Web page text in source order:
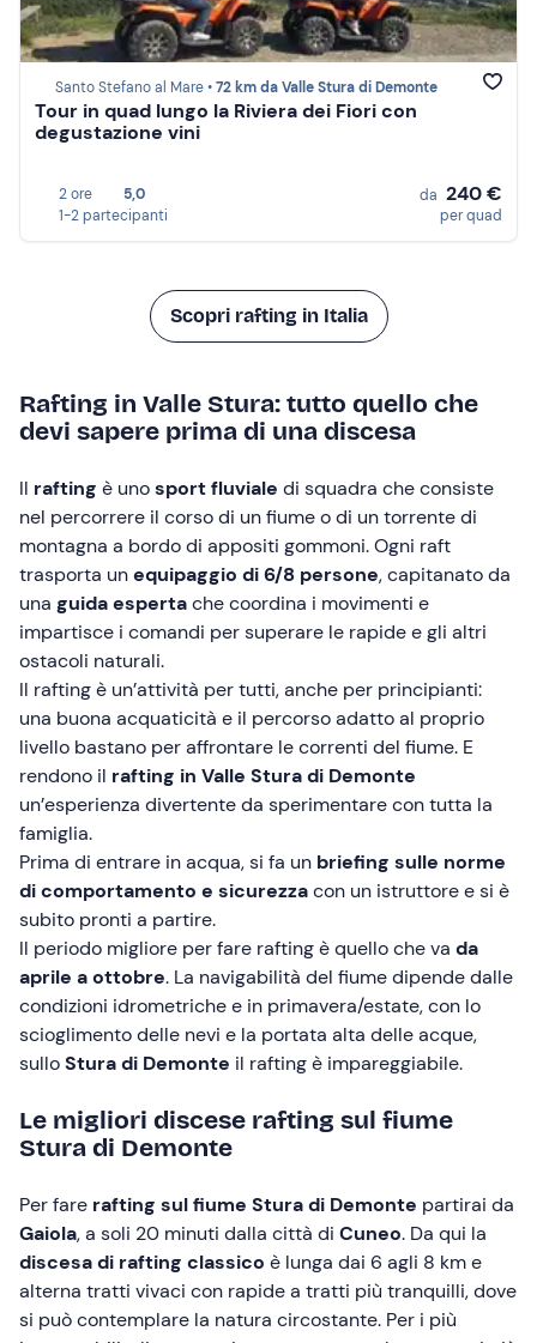
Santo Stefano al Mare •72 km da Valle Stura di Demonte
Tour in quad lungo la Riviera dei Fiori con
degustazione vini
2 ore
5,0
1-2 partecipanti
da 240 €
per quad
Scopri rafting in Italia
Rafting in Valle Stura: tutto quello che
devi sapere prima di una discesa
Il rafting è unosport fluviale di squadra che consiste
nel percorrere il corso di un fiume o di un torrente di
montagna a bordo di appositi gommoni. Ogni raft
trasporta unequipaggio di 6/8 persone, capitanato da
una guida espertache coordina i movimenti e
impartisce i comandi per superare le rapide e gli altri
ostacoli naturali.
Il rafting è un’attività per tutti, anche per principianti:
una buona acquaticità e il percorso adatto al proprio
livello bastano per affrontare le correnti del fiume. E
rendono il rafting in Valle Stura di Demonte
un’esperienza divertente da sperimentare con tutta la
famiglia.
Prima di entrare in acqua, si fa un briefing sulle norme
di comportamento e sicurezzacon un istruttore e si è
subito pronti a partire.
Il periodo migliore per fare rafting è quello che va da
aprile a ottobre. La navigabilità del fiume dipende dalle
condizioni idrometriche e in primavera/estate, con lo
scioglimento delle nevi e la portata alta delle acque,
sulloStura di Demonte il rafting è impareggiabile.
Le migliori discese rafting sul fiume
Stura di Demonte
Per fare rafting sul fiume Stura di Demonte partirai da
Gaiola, a soli 20 minuti dalla città di Cuneo. Da qui la
discesa di rafting classico è lunga dai 6 agli 8 km e
alterna tratti vivaci con rapide a tratti più tranquilli, dove
si può contemplare la natura circostante. Per i più